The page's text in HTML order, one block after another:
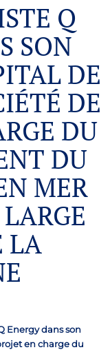
Q
SON
DE
DE
DU
DU
MER
LA
Energy dans son
en charge du